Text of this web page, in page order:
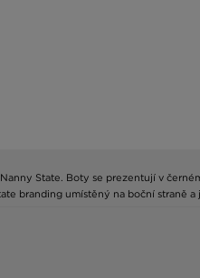
State. Boty se prezentují v
branding umístěný na boční straně a